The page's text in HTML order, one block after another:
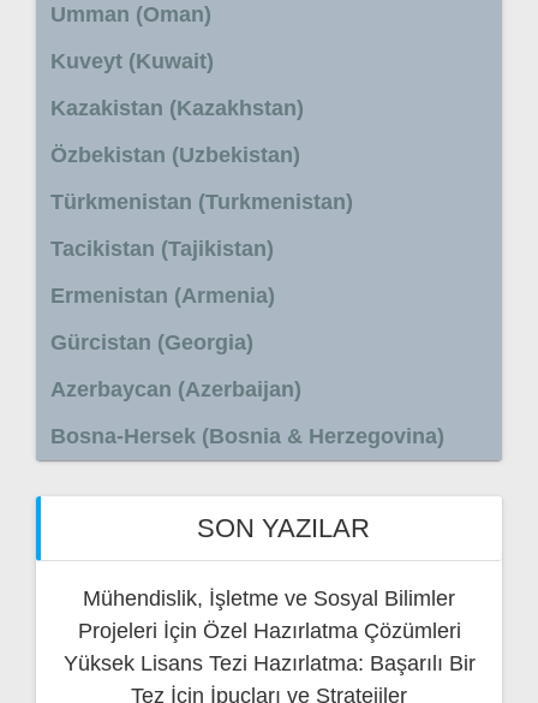
Umman (Oman)
Kuveyt (Kuwait)
Kazakistan (Kazakhstan)
Özbekistan (Uzbekistan)
Türkmenistan (Turkmenistan)
Tacikistan (Tajikistan)
Ermenistan (Armenia)
Gürcistan (Georgia)
Azerbaycan (Azerbaijan)
Bosna-Hersek (Bosnia & Herzegovina)
SON YAZILAR
Mühendislik, İşletme ve Sosyal Bilimler
Projeleri İçin Özel Hazırlatma Çözümleri
Yüksek Lisans Tezi Hazırlatma: Başarılı Bir
Tez İçin İpuçları ve Stratejiler